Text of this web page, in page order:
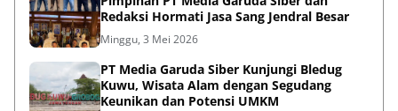
Redaksi Hormati Jasa Sang Jendral Besar
Minggu, 3 Mei 2026
PT Media Garuda Siber Kunjungi Bledug
Kuwu, Wisata Alam dengan Segudang
Keunikan dan Potensi UMKM